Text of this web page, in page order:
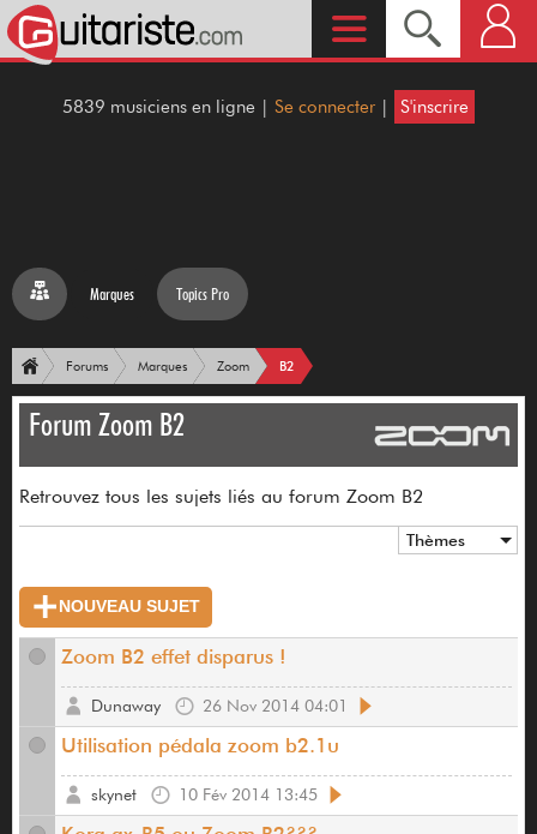
5839 musiciens en ligne | Se connecter | S'inscrire
Marques Topics Pro
Forums Marques Zoom B2
Forum Zoom B2
Retrouvez tous les sujets liés au forum Zoom B2
Thèmes
NOUVEAU SUJET
Zoom B2 effet disparus !
26 Nov 2014 04:01
Dunaway
Utilisation pédala zoom b2.1u
10 Fév 2014 13:45
skynet